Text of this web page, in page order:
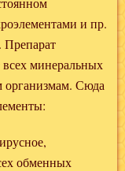
и пр.
минеральных
организмам. Сюда
обменных